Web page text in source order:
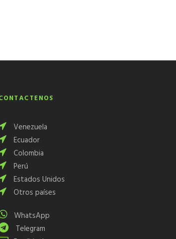
Venezuela
Ecuador
Colombia
Perú
Estados Unidos
Otros países
WhatsApp
Telegram